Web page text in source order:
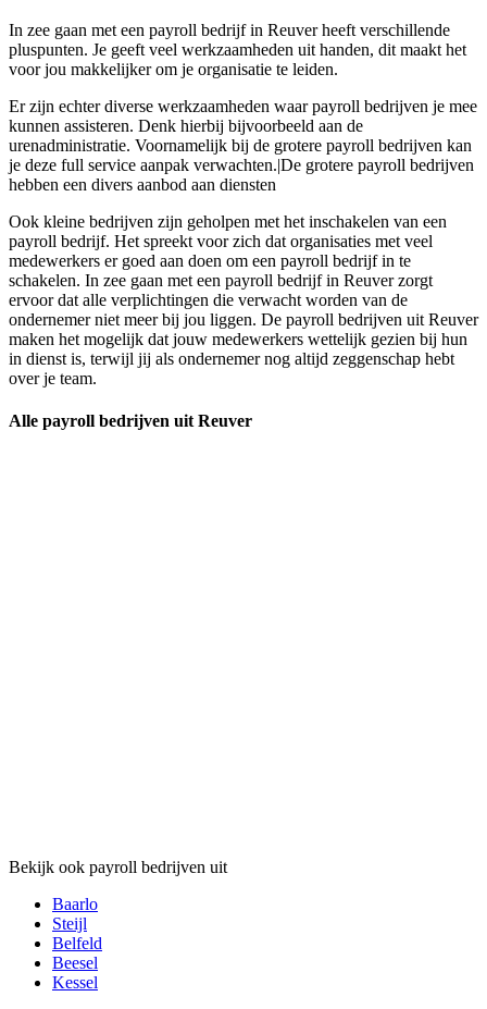
In zee gaan met een payroll bedrijf in Reuver heeft verschillende
pluspunten. Je geeft veel werkzaamheden uit handen, dit maakt het
voor jou makkelijker om je organisatie te leiden.
Er zijn echter diverse werkzaamheden waar payroll bedrijven je mee
kunnen assisteren. Denk hierbij bijvoorbeeld aan de
urenadministratie. Voornamelijk bij de grotere payroll bedrijven kan
je deze full service aanpak verwachten.|De grotere payroll bedrijven
hebben een divers aanbod aan diensten
Ook kleine bedrijven zijn geholpen met het inschakelen van een
payroll bedrijf. Het spreekt voor zich dat organisaties met veel
medewerkers er goed aan doen om een payroll bedrijf in te
schakelen. In zee gaan met een payroll bedrijf in Reuver zorgt
ervoor dat alle verplichtingen die verwacht worden van de
ondernemer niet meer bij jou liggen. De payroll bedrijven uit Reuver
maken het mogelijk dat jouw medewerkers wettelijk gezien bij hun
in dienst is, terwijl jij als ondernemer nog altijd zeggenschap hebt
over je team.
Alle payroll bedrijven uit Reuver
Bekijk ook payroll bedrijven uit
Baarlo
Steijl
Belfeld
Beesel
Kessel